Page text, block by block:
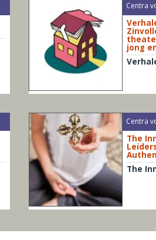
Centra
jong
Centra
The
The